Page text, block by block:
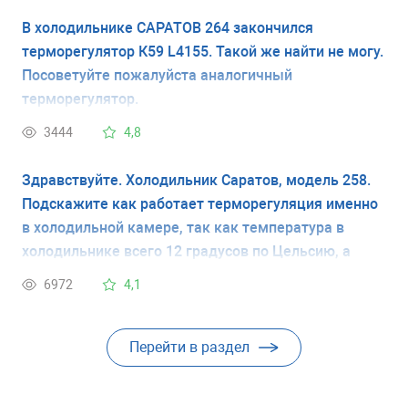
В холодильнике САРАТОВ 264 закончился
терморегулятор К59 L4155. Такой же найти не могу.
Посоветуйте пожалуйста аналогичный
терморегулятор.
3444 4,8
Здравствуйте. Холодильник Саратов, модель 258.
Подскажите как работает терморегуляция именно
в холодильной камере, так как температура в
холодильнике всего 12 градусов по Цельсию, а
температура в комнате 30,как правильно вращать
6972 4,1
Перейти в раздел